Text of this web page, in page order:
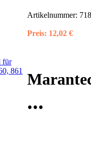
Artikelnummer:
Preis: 12,02 €
...